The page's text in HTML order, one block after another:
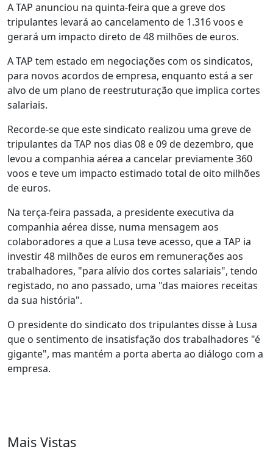
A TAP anunciou na quinta-feira que a greve dos
tripulantes levará ao cancelamento de 1.316 voos e
gerará um impacto direto de 48 milhões de euros.
A TAP tem estado em negociações com os sindicatos,
para novos acordos de empresa, enquanto está a ser
alvo de um plano de reestruturação que implica cortes
salariais.
Recorde-se que este sindicato realizou uma greve de
tripulantes da TAP nos dias 08 e 09 de dezembro, que
levou a companhia aérea a cancelar previamente 360
voos e teve um impacto estimado total de oito milhões
de euros.
Na terça-feira passada, a presidente executiva da
companhia aérea disse, numa mensagem aos
colaboradores a que a Lusa teve acesso, que a TAP ia
investir 48 milhões de euros em remunerações aos
trabalhadores, "para alívio dos cortes salariais", tendo
registado, no ano passado, uma "das maiores receitas
da sua história".
O presidente do sindicato dos tripulantes disse à Lusa
que o sentimento de insatisfação dos trabalhadores "é
gigante", mas mantém a porta aberta ao diálogo com a
empresa.
Mais Vistas